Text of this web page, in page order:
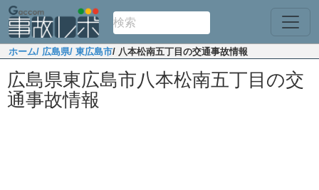
ホーム/ 広島県/ 東広島市/ 八本松南五丁目の交通事故情報
広島県東広島市八本松南五丁目の交
通事故情報